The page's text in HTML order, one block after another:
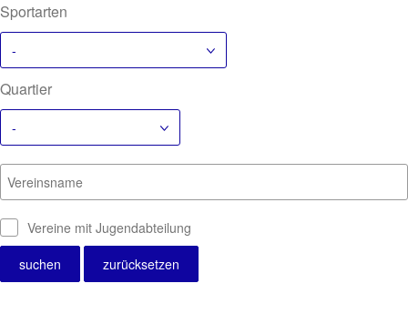
Sportarten
-
Quartier
-
Vereinsname
Vereine mit Jugendabteilung